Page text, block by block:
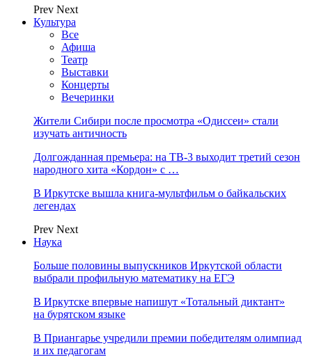
Prev Next
Культура
Все
Афиша
Театр
Выставки
Концерты
Вечеринки
Жители Сибири после просмотра «Одиссеи» стали
изучать античность
Долгожданная премьера: на ТВ-3 выходит третий сезон
народного хита «Кордон» с …
В Иркутске вышла книга-мультфильм о байкальских
легендах
Prev Next
Наука
Больше половины выпускников Иркутской области
выбрали профильную математику на ЕГЭ
В Иркутске впервые напишут «Тотальный диктант»
на бурятском языке
В Приангарье учредили премии победителям олимпиад
и их педагогам